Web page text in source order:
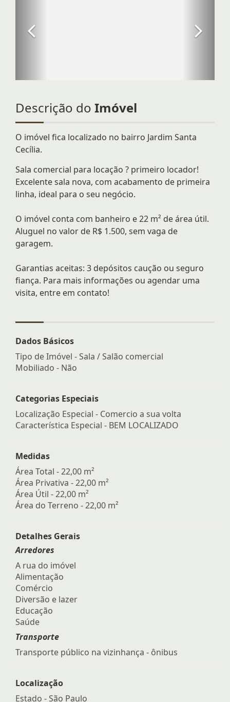
Descrição do Imóvel
O imóvel fica localizado no bairro Jardim Santa
Cecília.
Sala comercial para locação ? primeiro locador!
Excelente sala nova, com acabamento de primeira
linha, ideal para o seu negócio.
O imóvel conta com banheiro e 22 m² de área útil.
Aluguel no valor de R$ 1.500, sem vaga de
garagem.
Garantias aceitas: 3 depósitos caução ou seguro
fiança. Para mais informações ou agendar uma
visita, entre em contato!
Dados Básicos
Tipo de Imóvel - Sala / Salão comercial
Mobiliado - Não
Categorias Especiais
Localização Especial - Comercio a sua volta
Característica Especial - BEM LOCALIZADO
Medidas
Área Total - 22,00 m²
Área Privativa - 22,00 m²
Área Útil - 22,00 m²
Área do Terreno - 22,00 m²
Detalhes Gerais
Arredores
A rua do imóvel
Alimentação
Comércio
Diversão e lazer
Educação
Saúde
Transporte
Transporte público na vizinhança - ônibus
Localização
Estado -São Paulo